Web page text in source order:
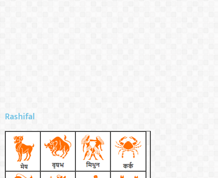
Rashifal